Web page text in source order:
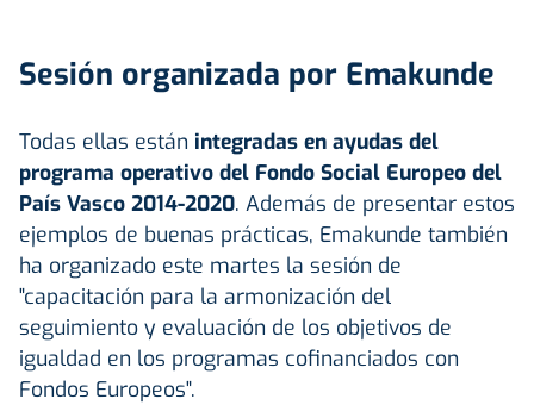
Sesión organizada por Emakunde
Todas ellas están integradas en ayudas del
programa operativo del Fondo Social Europeo del
País Vasco 2014-2020. Además de presentar estos
ejemplos de buenas prácticas, Emakunde también
ha organizado este martes la sesión de
"capacitación para la armonización del
seguimiento y evaluación de los objetivos de
igualdad en los programas cofinanciados con
Fondos Europeos".